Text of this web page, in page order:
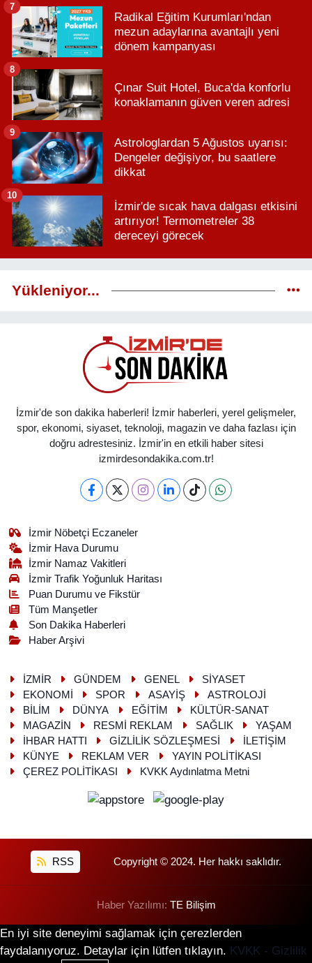
Radikal Eğitim Kurumları'ndan
mezun adaylarına avantajlı yeni
dönem kampanyası
7
Çınar Suit Hotel, Buca'da konforlu
konaklamanın güven veren adresi
8
Astrologlardan 5 Ağustos uyarısı:
Dengeler değişiyor, bu saatlere
dikkat
9
İzmir'de sıcak hava dalgası etkisini
artırıyor! Termometreler 38
dereceyi görecek
10
Yükleniyor...
İzmir'de son dakika haberleri! İzmir haberleri, yerel gelişmeler,
spor, ekonomi, siyaset, teknoloji, magazin ve daha fazlası için
doğru adrestesiniz. İzmir'in en etkili haber sitesi
izmirdesondakika.com.tr!
İzmir Nöbetçi Eczaneler
İzmir Hava Durumu
İzmir Namaz Vakitleri
İzmir Trafik Yoğunluk Haritası
Puan Durumu ve Fikstür
Tüm Manşetler
Son Dakika Haberleri
Haber Arşivi
İZMİR GÜNDEM GENEL
SİYASET
EKONOMİ
SPOR ASAYİŞ
ASTROLOJİ
BİLİM
DÜNYA EĞİTİM
KÜLTÜR-SANAT
MAGAZİN
RESMİ REKLAM SAĞLIK
YAŞAM
İHBAR HATTI
GİZLİLİK SÖZLEŞMESİ
İLETİŞİM
KÜNYE
REKLAM VER
YAYIN POLİTİKASI
ÇEREZ POLİTİKASI
KVKK Aydınlatma Metni
RSS Copyright © 2024. Her hakkı saklıdır.
Haber Yazılımı: TE Bilişim
En iyi site deneyimi sağlamak için çerezlerden
faydalanıyoruz. Detaylar için lütfen tıklayın. KVKK - Gizlilik